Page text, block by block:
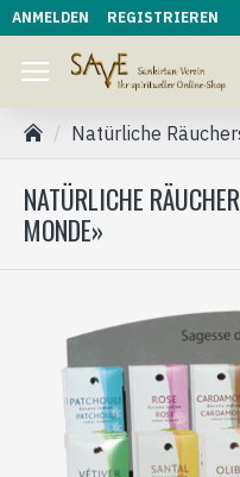
ANMELDEN REGISTRIEREN
Natürliche
NATÜRLICHE
MONDE»